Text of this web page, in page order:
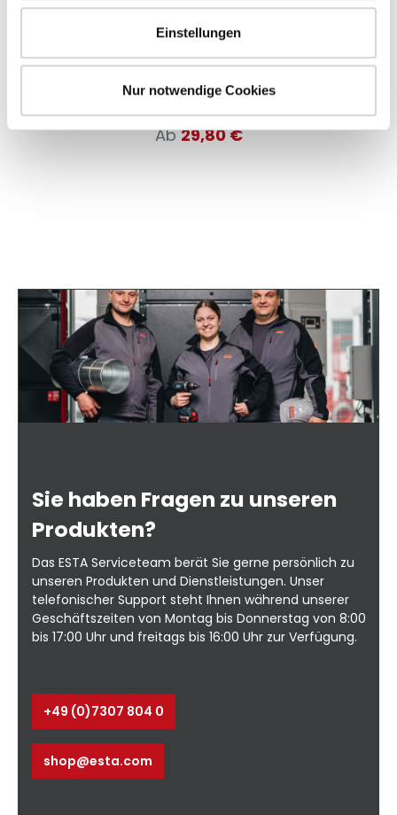
Einstellungen
Nur notwendige Cookies
für Rohre und Formteile lieferbare
Nennweiten: 50 - 159 mm - weitere
Ab29,80 €
Sie haben Fragen zu unseren
Produkten?
Das ESTA Serviceteam berät Sie gerne persönlich zu
unseren Produkten und Dienstleistungen. Unser
telefonischer Support steht Ihnen während unserer
Geschäftszeiten von Montag bis Donnerstag von 8:00
bis 17:00 Uhr und freitags bis 16:00 Uhr zur Verfügung.
+49 (0)7307 804 0
shop@esta.com